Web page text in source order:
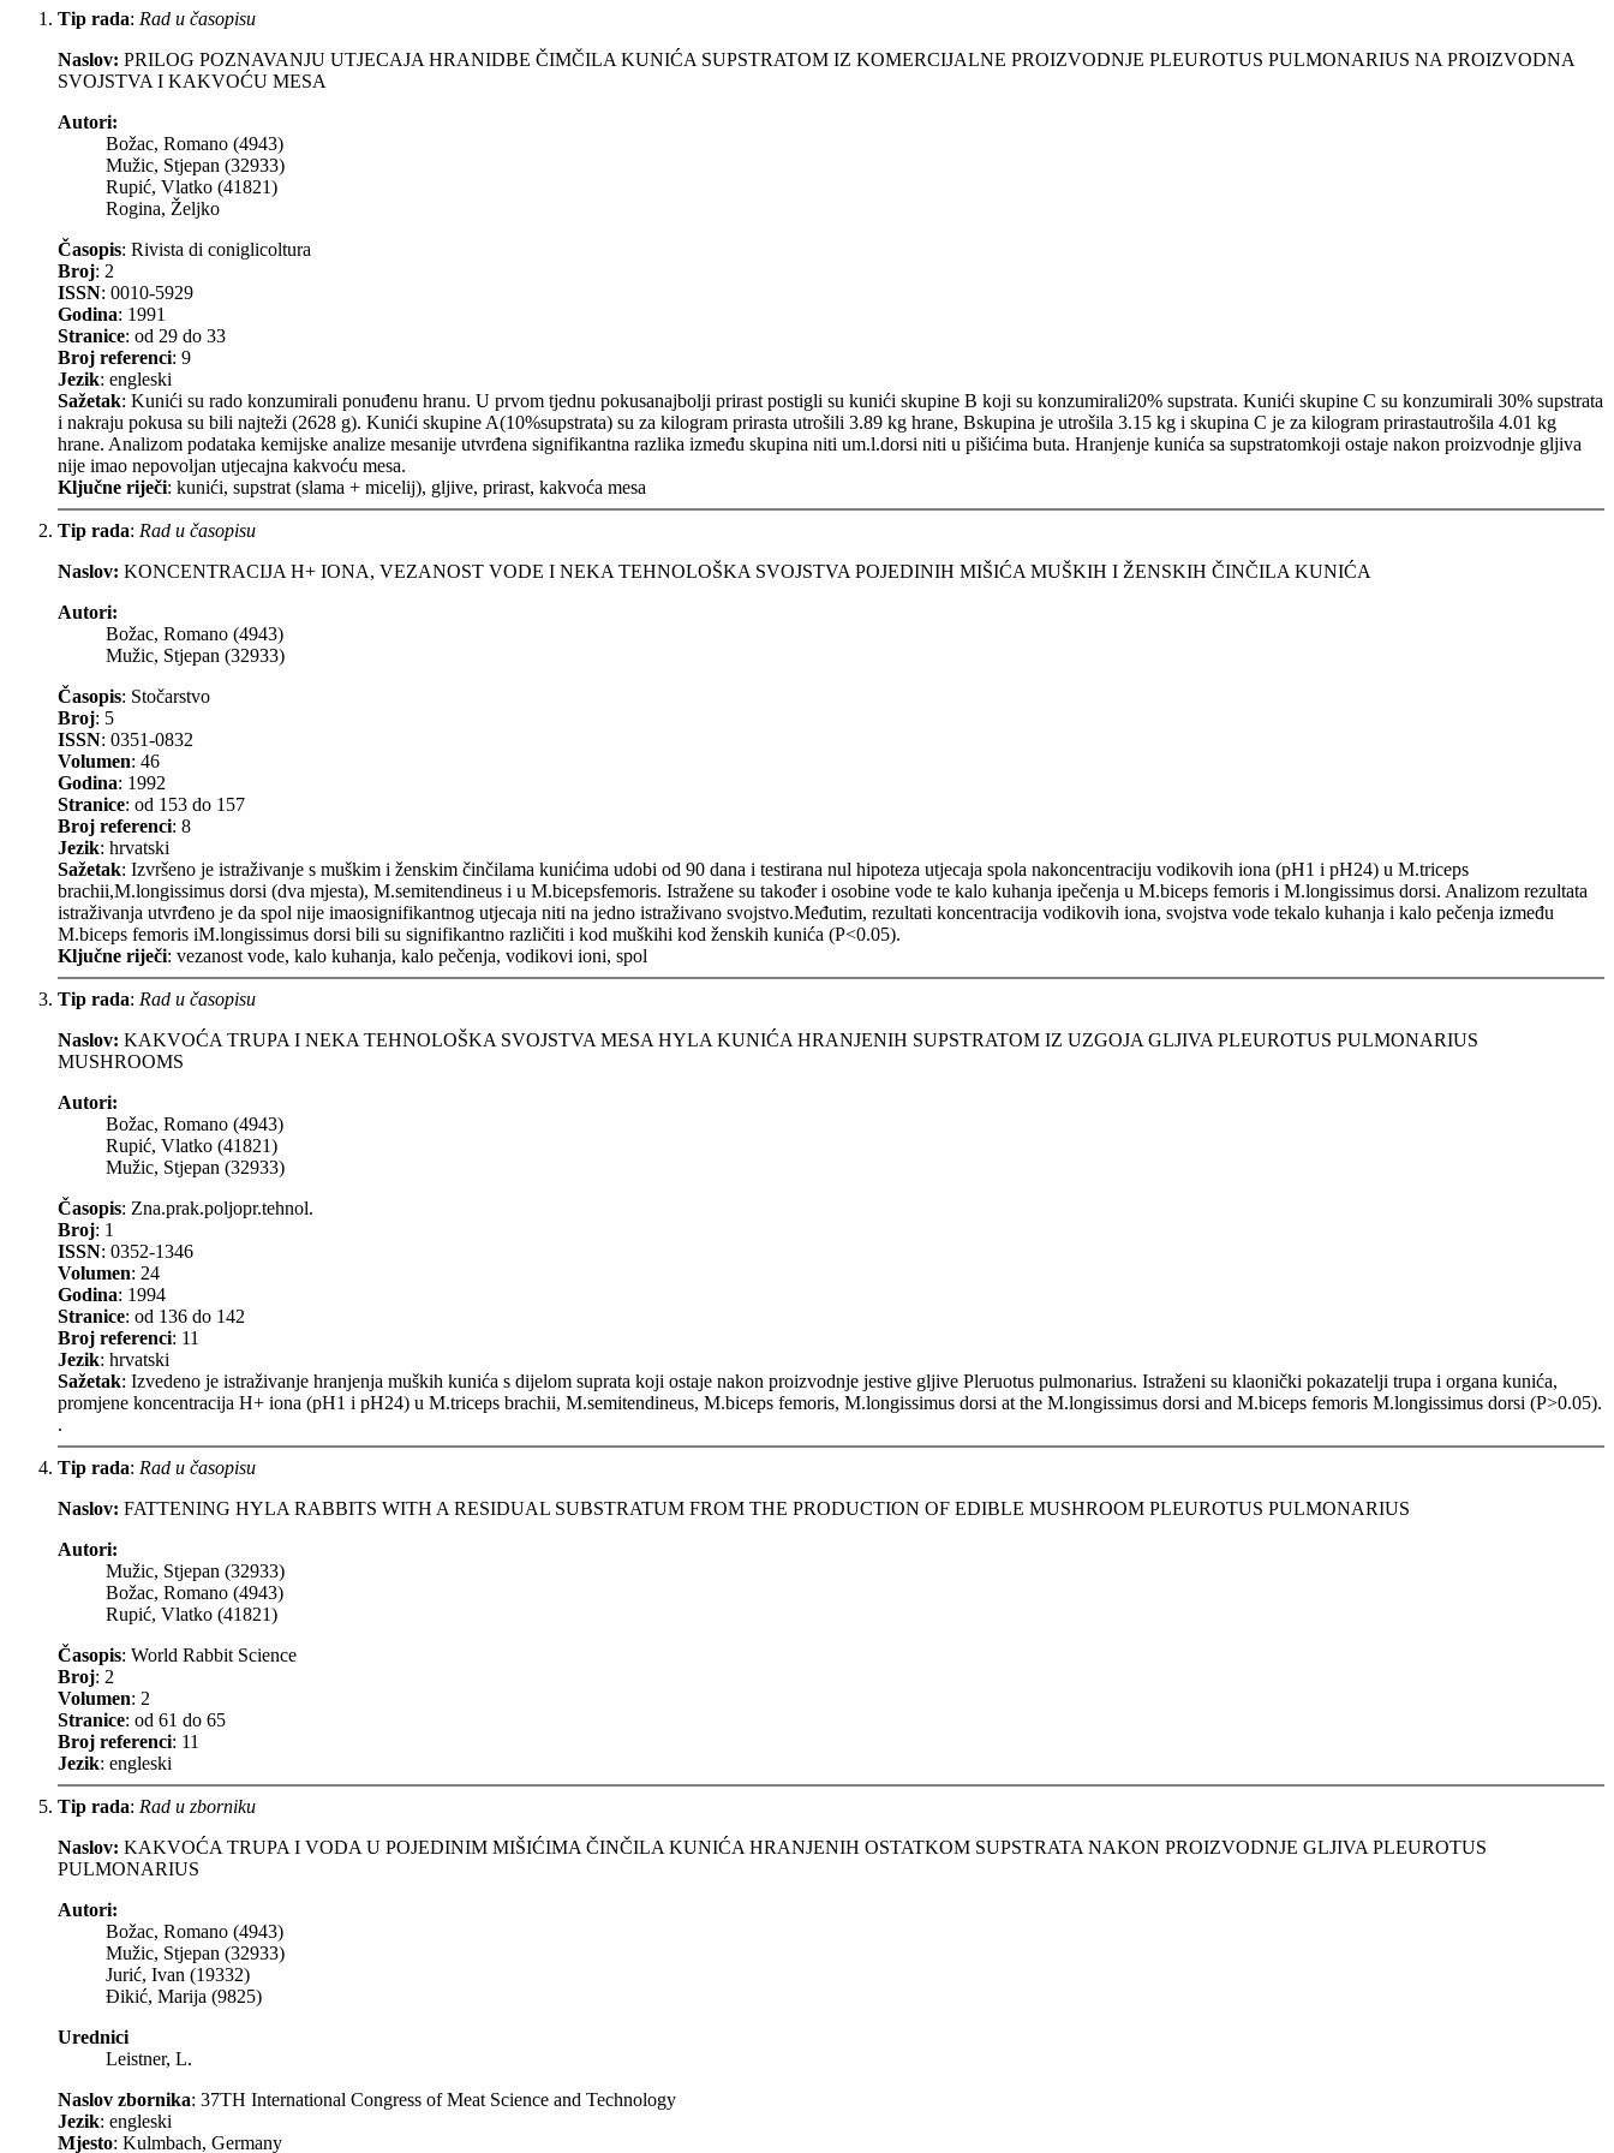
Tip rada: Rad u časopisu
Naslov: PRILOG POZNAVANJU UTJECAJA HRANIDBE ČIMČILA KUNIĆA SUPSTRATOM IZ KOMERCIJALNE PROIZVODNJE PLEUROTUS PULMONARIUS NA PROIZVODNA
SVOJSTVA I KAKVOĆU MESA
Autori:
Božac, Romano (4943)
Mužic, Stjepan (32933)
Rupić, Vlatko (41821)
Rogina, Željko
Časopis: Rivista di coniglicoltura
Broj: 2
ISSN: 0010-5929
Godina: 1991
Stranice: od 29 do 33
Broj referenci: 9
Jezik: engleski
Sažetak: Kunići su rado konzumirali ponuđenu hranu. U prvom tjednu pokusanajbolji prirast postigli su kunići skupine B koji su konzumirali20% supstrata. Kunići skupine C su konzumirali 30% supstrata
i nakraju pokusa su bili najteži (2628 g). Kunići skupine A(10%supstrata) su za kilogram prirasta utrošili 3.89 kg hrane, Bskupina je utrošila 3.15 kg i skupina C je za kilogram prirastautrošila 4.01 kg
hrane. Analizom podataka kemijske analize mesanije utvrđena signifikantna razlika između skupina niti um.l.dorsi niti u pišićima buta. Hranjenje kunića sa supstratomkoji ostaje nakon proizvodnje gljiva
nije imao nepovoljan utjecajna kakvoću mesa.
Ključne riječi: kunići, supstrat (slama + micelij), gljive, prirast, kakvoća mesa
Tip rada: Rad u časopisu
Naslov: KONCENTRACIJA H+ IONA, VEZANOST VODE I NEKA TEHNOLOŠKA SVOJSTVA POJEDINIH MIŠIĆA MUŠKIH I ŽENSKIH ČINČILA KUNIĆA
Autori:
Božac, Romano (4943)
Mužic, Stjepan (32933)
Časopis: Stočarstvo
Broj: 5
ISSN: 0351-0832
Volumen: 46
Godina: 1992
Stranice: od 153 do 157
Broj referenci: 8
Jezik: hrvatski
Sažetak: Izvršeno je istraživanje s muškim i ženskim činčilama kunićima udobi od 90 dana i testirana nul hipoteza utjecaja spola nakoncentraciju vodikovih iona (pH1 i pH24) u M.triceps
brachii,M.longissimus dorsi (dva mjesta), M.semitendineus i u M.bicepsfemoris. Istražene su također i osobine vode te kalo kuhanja ipečenja u M.biceps femoris i M.longissimus dorsi. Analizom rezultata
istraživanja utvrđeno je da spol nije imaosignifikantnog utjecaja niti na jedno istraživano svojstvo.Međutim, rezultati koncentracija vodikovih iona, svojstva vode tekalo kuhanja i kalo pečenja između
M.biceps femoris iM.longissimus dorsi bili su signifikantno različiti i kod muškihi kod ženskih kunića (P<0.05).
Ključne riječi: vezanost vode, kalo kuhanja, kalo pečenja, vodikovi ioni, spol
Tip rada: Rad u časopisu
Naslov: KAKVOĆA TRUPA I NEKA TEHNOLOŠKA SVOJSTVA MESA HYLA KUNIĆA HRANJENIH SUPSTRATOM IZ UZGOJA GLJIVA PLEUROTUS PULMONARIUS
MUSHROOMS
Autori:
Božac, Romano (4943)
Rupić, Vlatko (41821)
Mužic, Stjepan (32933)
Časopis: Zna.prak.poljopr.tehnol.
Broj: 1
ISSN: 0352-1346
Volumen: 24
Godina: 1994
Stranice: od 136 do 142
Broj referenci: 11
Jezik: hrvatski
Sažetak: Izvedeno je istraživanje hranjenja muških kunića s dijelom suprata koji ostaje nakon proizvodnje jestive gljive Pleruotus pulmonarius. Istraženi su klaonički pokazatelji trupa i organa kunića,
promjene koncentracija H+ iona (pH1 i pH24) u M.triceps brachii, M.semitendineus, M.biceps femoris, M.longissimus dorsi at the M.longissimus dorsi and M.biceps femoris M.longissimus dorsi (P>0.05).
.
Tip rada: Rad u časopisu
Naslov: FATTENING HYLA RABBITS WITH A RESIDUAL SUBSTRATUM FROM THE PRODUCTION OF EDIBLE MUSHROOM PLEUROTUS PULMONARIUS
Autori:
Mužic, Stjepan (32933)
Božac, Romano (4943)
Rupić, Vlatko (41821)
Časopis: World Rabbit Science
Broj: 2
Volumen: 2
Stranice: od 61 do 65
Broj referenci: 11
Jezik: engleski
Tip rada: Rad u zborniku
Naslov: KAKVOĆA TRUPA I VODA U POJEDINIM MIŠIĆIMA ČINČILA KUNIĆA HRANJENIH OSTATKOM SUPSTRATA NAKON PROIZVODNJE GLJIVA PLEUROTUS
PULMONARIUS
Autori:
Božac, Romano (4943)
Mužic, Stjepan (32933)
Jurić, Ivan (19332)
Đikić, Marija (9825)
Urednici
Leistner, L.
Naslov zbornika: 37TH International Congress of Meat Science and Technology
Jezik: engleski
Mjesto: Kulmbach, Germany